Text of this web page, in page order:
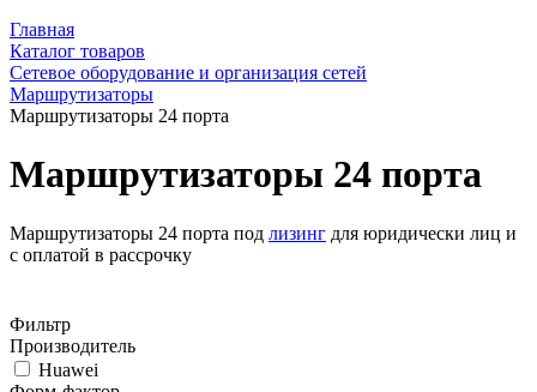
Главная
Каталог товаров
Сетевое оборудование и организация сетей
Маршрутизаторы
Маршрутизаторы 24 порта
Маршрутизаторы 24 порта
Маршрутизаторы 24 порта под лизинг для юридически лиц и
с оплатой в рассрочку
Фильтр
Производитель
Huawei